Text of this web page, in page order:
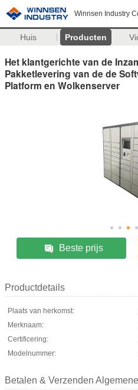
Winnsen Industry
Huis Producten
Het klantgerichte van de
Pakketlevering van de de
Platform en Wolkenserver
Beste prijs
Productdetails
Plaats van herkomst:
Merknaam:
Certificering:
Modelnummer:
Betalen & Verzenden